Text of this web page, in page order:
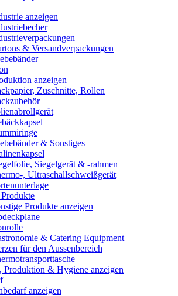
anzeigen
& Versandverpackungen
anzeigen
Zuschnitte, Rollen
& Sonstiges
Siegelgerät & -rahmen
, Ultraschallschweißgerät
Produkte anzeigen
& Catering Equipment
für den Aussenbereich
Produktion & Hygiene anzeigen
anzeigen